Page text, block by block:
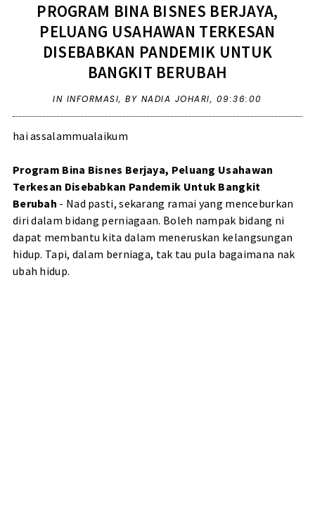
PROGRAM BINA BISNES BERJAYA,
PELUANG USAHAWAN TERKESAN
DISEBABKAN PANDEMIK UNTUK
BANGKIT BERUBAH
IN INFORMASI,BY NADIA JOHARI, 09:36:00
hai assalammualaikum
Program Bina Bisnes Berjaya, Peluang Usahawan
Terkesan Disebabkan Pandemik Untuk Bangkit
Berubah - Nad pasti, sekarang ramai yang menceburkan
diri dalam bidang perniagaan. Boleh nampak bidang ni
dapat membantu kita dalam meneruskan kelangsungan
hidup. Tapi, dalam berniaga, tak tau pula bagaimana nak
ubah hidup.